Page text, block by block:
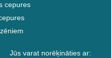
cepures
Jūs varat norēķināties ar: